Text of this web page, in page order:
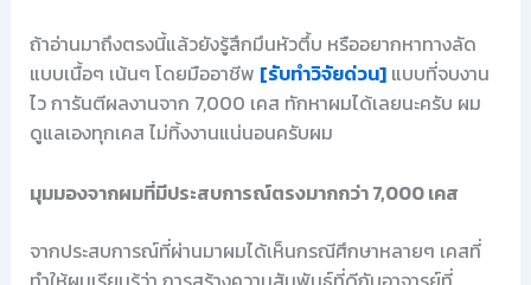
ถ้าอ่านมาถึงตรงนี้แล้วยังรู้สึกมึนหัวตึ้บ หรืออยากหาทางลัด
แบบเนื้อๆ เน้นๆ โดยมืออาชีพ [รับทำวิจัยด่วน]แบบที่จบงาน
ไว การันตีผลงานจาก 7,000 เคส ทักหาผมได้เลยนะครับ ผม
ดูแลเองทุกเคส ไม่ทิ้งงานแน่นอนครับผม
มุมมองจากผมที่มีประสบการณ์ตรงมากกว่า 7,000 เคส
จากประสบการณ์ที่ผ่านมาผมได้เห็นกรณีศึกษาหลายๆ เคสที่